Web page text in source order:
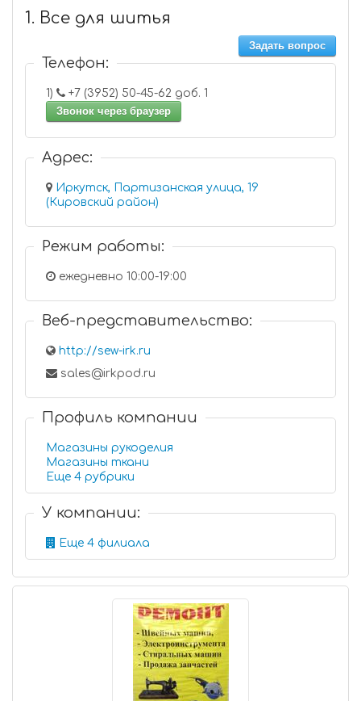
1. Все для шитья
Задать вопрос
Телефон:
1)
+7 (3952) 50-45-62 доб. 1
Звонок через браузер
Адрес:
Иркутск, Партизанская улица, 19
(Кировский район)
Режим работы:
ежедневно 10:00-19:00
Веб-представительство:
http://sew-irk.ru
sales@irkpod.ru
Профиль компании
Магазины рукоделия
Магазины ткани
Еще 4 рубрики
У компании:
Еще 4 филиала